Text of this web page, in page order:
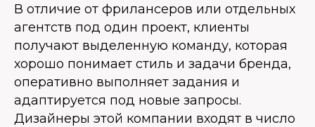
В отличие от фрилансеров или отдельных
агентств под один проект, клиенты
получают выделенную команду, которая
хорошо понимает стиль и задачи бренда,
оперативно выполняет задания и
адаптируется под новые запросы.
Дизайнеры этой компании входят в число